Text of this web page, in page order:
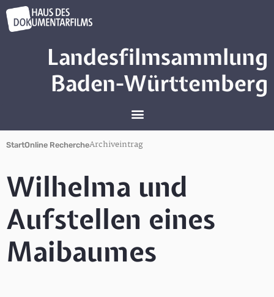
Landesfilmsammlung
Baden-Württemberg
StartOnline RechercheArchiveintrag
Wilhelma und
Aufstellen eines
Maibaumes